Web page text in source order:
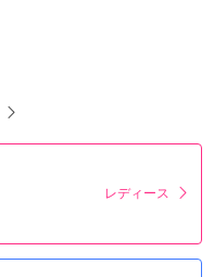
レディース